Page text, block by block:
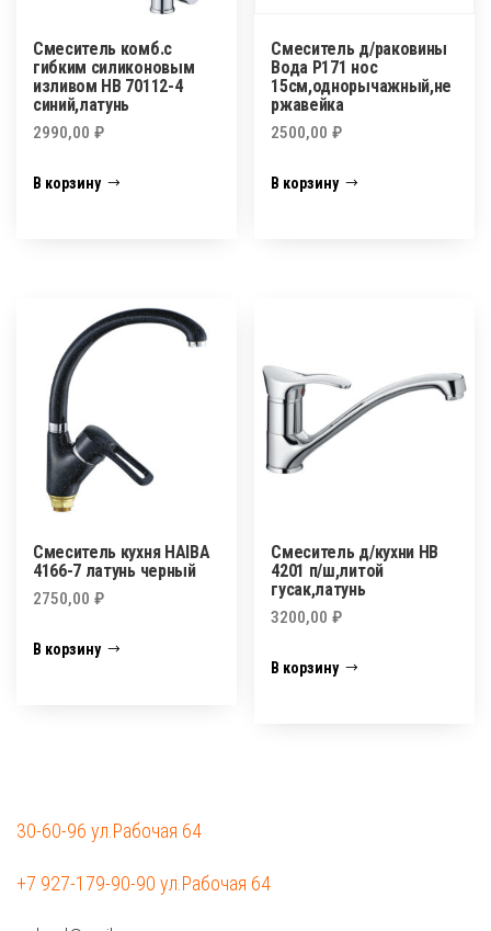
Смеситель комб.с
гибким силиконовым
изливом HВ 70112-4
синий,латунь
2990,00 ₽
В корзину
Смеситель д/раковины
Вода Р171 нос
15см,однорычажный,не
ржавейка
2500,00₽
В корзину
Смеситель кухня HAIBA
4166-7 латунь черный
2750,00 ₽
В корзину
Смеситель д/кухни HB
4201 п/ш,литой
гусак,латунь
3200,00₽
В корзину
30-60-96 ул.Рабочая 64
+7 927-179-90-90 ул.Рабочая 64